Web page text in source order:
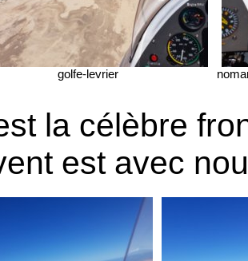
golfe-levrier
la célèbre
est avec